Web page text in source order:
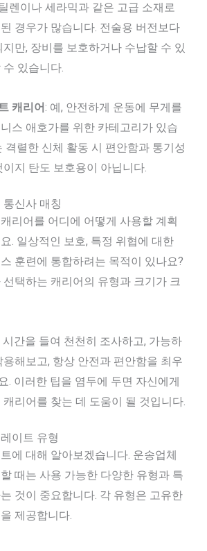
렌이나 세라믹과 같은 고급 소재로
경우가 많습니다. 전술용 버전보다
만, 장비를 보호하거나 수납할 수 있
있습니다.
캐리어: 예, 안전하게 운동에 무게를
스 애호가를 위한 카테고리가 있습
격렬한 신체 활동 시 편안함과 통기성
지 탄도 보호용이 아닙니다.
신사 매칭
리어를 어디에 어떻게 사용할 계획
. 일상적인 보호, 특정 위협에 대한
훈련에 통합하려는 목적이 있나요?
택하는 캐리어의 유형과 크기가 크
간을 들여 천천히 조사하고, 가능하
용해보고, 항상 안전과 편안함을 최우
. 이러한 팁을 염두에 두면 자신에게
리어를 찾는 데 도움이 될 것입니다.
이트 유형
에 대해 알아보겠습니다. 운송업체
때는 사용 가능한 다양한 유형과 특
것이 중요합니다. 각 유형은 고유한
제공합니다.